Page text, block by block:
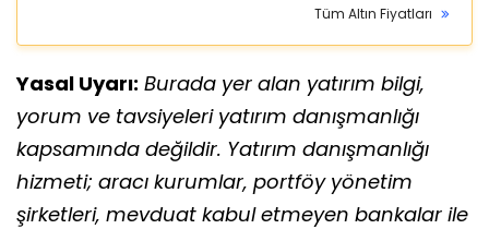
Tüm Altın Fiyatları
Yasal Uyarı: Burada yer alan yatırım bilgi,
yorum ve tavsiyeleri yatırım danışmanlığı
kapsamında değildir. Yatırım danışmanlığı
hizmeti; aracı kurumlar, portföy yönetim
şirketleri, mevduat kabul etmeyen bankalar ile